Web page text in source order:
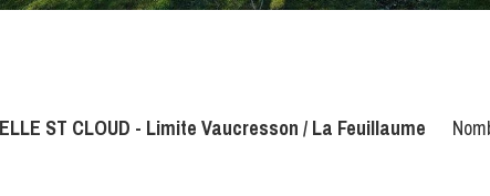
ST CLOUD - Limite Vaucresson / La Feuillaume